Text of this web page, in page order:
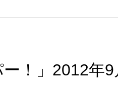
ー！」2012年